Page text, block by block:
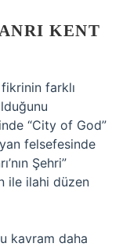
KENT
fikrinin farklı
“City of God”
felsefesinde
Şehri”
ile ilahi düzen
kavram daha